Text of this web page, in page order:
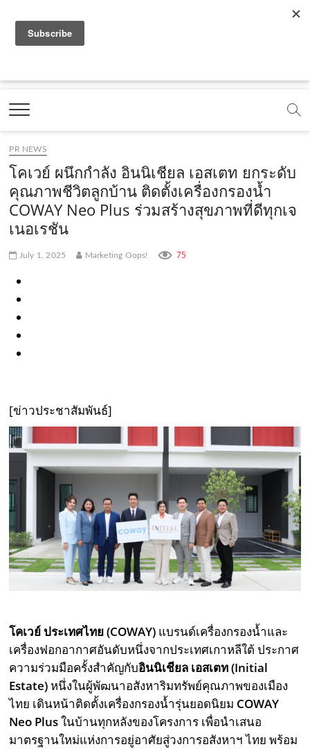
a
e
b
o
o
k
.
c
o
o
t
b
.
c
o
m
.
o
e
m
t
g
a
m
c
t
k
c
o
Marketing Oops!
DIGITAL | CREATIVE | ADVERTISING | CAMPAIGN |
PR NEWS
โคเวย์ ผนึกกำลัง อินนิเชียล เอสเตท ยกระดับ
คุณภาพชีวิตลูกบ้าน ติดตั้งเครื่องกรองน้ำ
COWAY Neo Plus ร่วมสร้างสุขภาพที่ดีทุกเจ
เนอเรชัน
July 1, 2025 Marketing Oops! 75
[ข่าวประชาสัมพันธ์]
โคเวย์ ประเทศไทย (COWAY) แบรนด์เครื่องกรองน้ำและ
เครื่องฟอกอากาศอันดับหนึ่งจากประเทศเกาหลีใต้ ประกาศ
ความร่วมมือครั้งสำคัญกับอินนิเชียล เอสเตท (Initial
Estate) หนึ่งในผู้พัฒนาอสังหาริมทรัพย์คุณภาพของเมือง
ไทย เดินหน้าติดตั้งเครื่องกรองน้ำรุ่นยอดนิยม COWAY
Neo Plusในบ้านทุกหลังของโครงการ เพื่อนำเสนอ
มาตรฐานใหม่แห่งการอยู่อาศัยสู่วงการอสังหาฯ ไทย พร้อม